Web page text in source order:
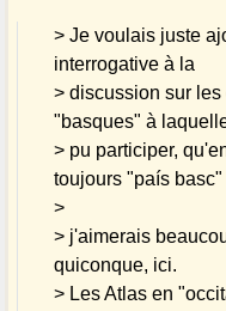
> Je voulais juste
interrogative à la
> discussion sur
"basques" à
> pu participer,
toujours "país basc"
>
> j'aimerais
quiconque, ici.
> Les Atlas en